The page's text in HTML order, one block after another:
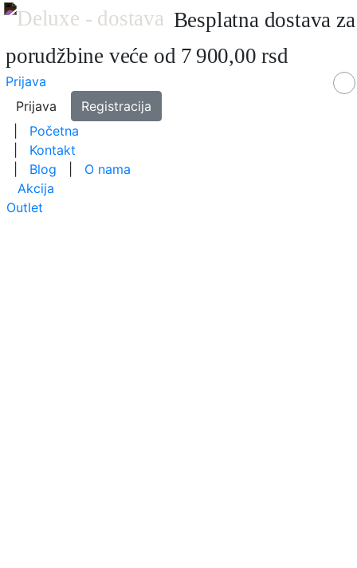
Besplatna dostava za
porudžbine veće od 7 900,00 rsd
Prijava
Prijava
Registracija
Početna
Kontakt
Blog
O nama
Akcija
Outlet